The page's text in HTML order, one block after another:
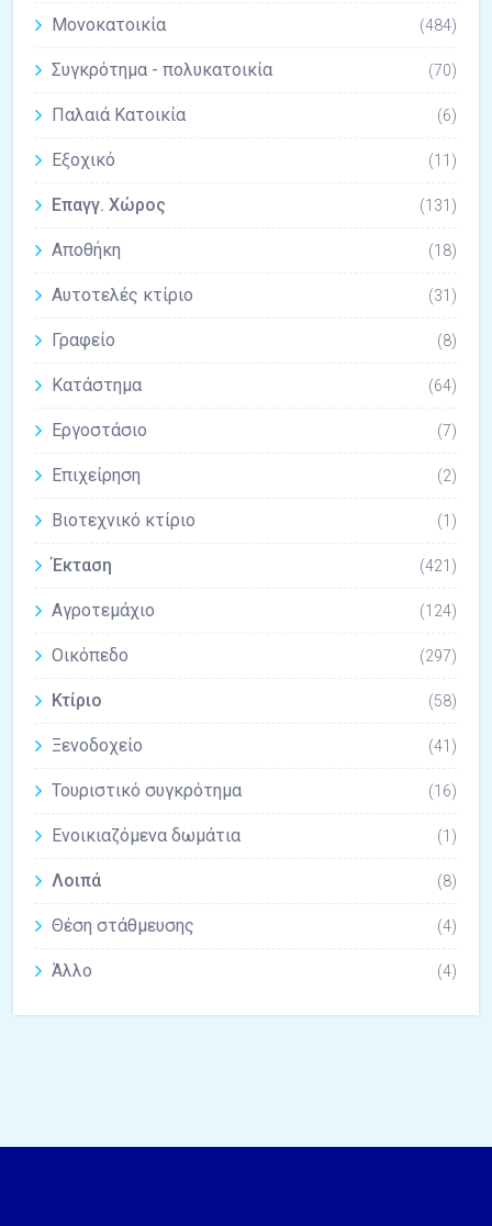
Μονοκατοικία (484)
Συγκρότημα - πολυκατοικία (70)
Παλαιά Κατοικία (6)
Εξοχικό (11)
Επαγγ. Χώρος (131)
Αποθήκη (18)
Αυτοτελές κτίριο (31)
Γραφείο (8)
Κατάστημα (64)
Εργοστάσιο (7)
Επιχείρηση (2)
Βιοτεχνικό κτίριο (1)
Έκταση (421)
Αγροτεμάχιο (124)
Οικόπεδο (297)
Κτίριο (58)
Ξενοδοχείο (41)
Τουριστικό συγκρότημα (16)
Ενοικιαζόμενα δωμάτια (1)
Λοιπά (8)
Θέση στάθμευσης (4)
Άλλο (4)